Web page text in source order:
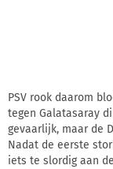
PSV rook daarom
tegen Galatasaray
gevaarlijk, maar de
Nadat de eerste
iets te slordig aan